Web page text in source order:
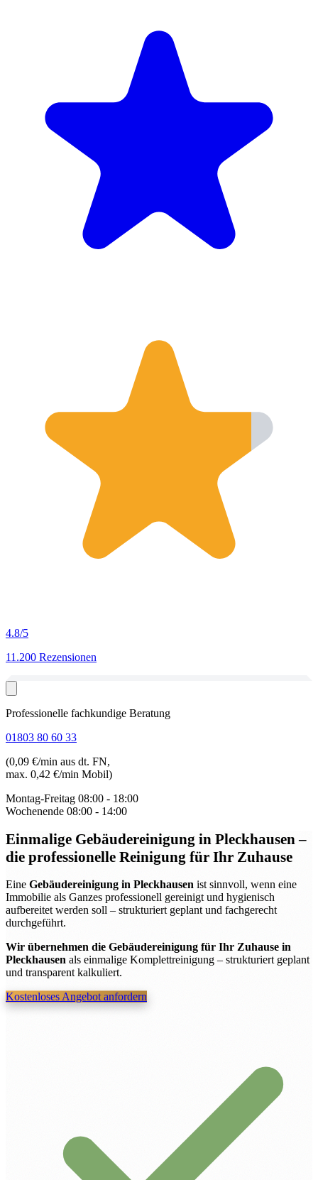
4.8/5
11.200 Rezensionen
Professionelle fachkundige Beratung
01803 80 60 33
(0,09 €/min aus dt. FN,
max. 0,42 €/min Mobil)
Montag-Freitag 08:00 - 18:00
Wochenende 08:00 - 14:00
Einmalige Gebäudereinigung in Pleckhausen–
die professionelle Reinigung für Ihr Zuhause
Eine Gebäudereinigung in Pleckhausen ist sinnvoll, wenn eine
Immobilie als Ganzes professionell gereinigt und hygienisch
aufbereitet werden soll – strukturiert geplant und fachgerecht
durchgeführt.
Wir übernehmen die Gebäudereinigung für Ihr Zuhause in
Pleckhausen als einmalige Komplettreinigung – strukturiert geplant
und transparent kalkuliert.
Kostenloses Angebot anfordern